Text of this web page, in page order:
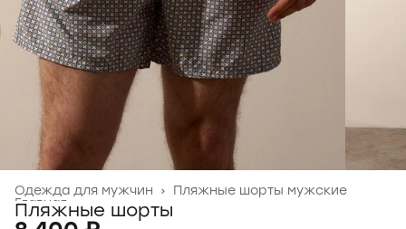
Пляжные шорты мужские
Одежда для мужчин ›
Главная ›
Пляжные шорты